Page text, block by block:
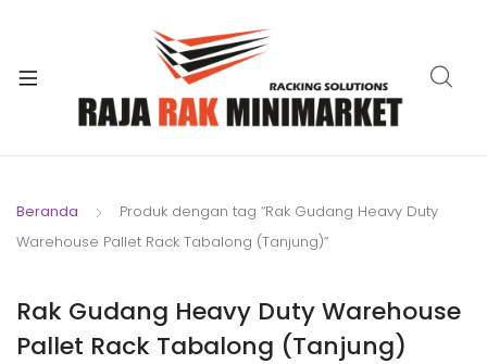
Beranda
Produk dengan tag “Rak Gudang Heavy Duty
Warehouse Pallet Rack Tabalong (Tanjung)”
Rak Gudang Heavy Duty Warehouse
Pallet Rack Tabalong (Tanjung)